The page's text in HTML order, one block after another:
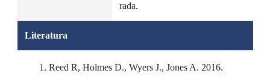
rada.
Literatura
Reed R, Holmes D., Wyers J., Jones A. 2016.